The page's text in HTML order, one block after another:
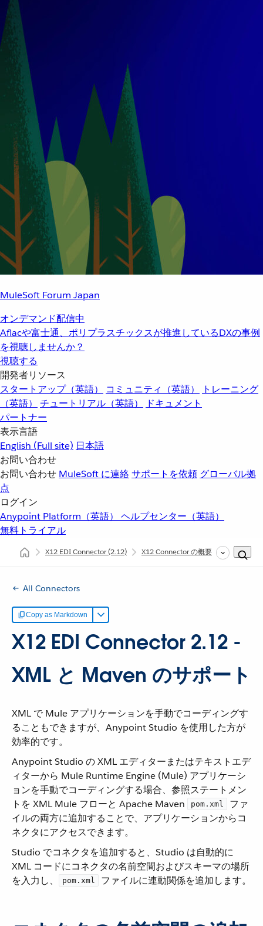
MuleSoft Forum Japan
オンデマンド配信中
Aflacや富士通、ポリプラスチックスが推進しているDXの事例
を視聴しませんか？
視聴する
開発者リソース
スタートアップ（英語）
コミュニティ（英語）
トレーニング
（英語）
チュートリアル（英語）
ドキュメント
パートナー
表示言語
English (Full site) 日本語
お問い合わせ
お問い合わせ MuleSoft に連絡サポートを依頼 グローバル拠
点
ログイン
Anypoint Platform（英語） ヘルプセンター（英語）
無料トライアル
X12 EDI Connector(2.12) X12 Connector の概要 X12 の
All Connectors
Copy as Markdown
X12 EDI Connector 2.12 -
XML と Maven のサポート
XML で Mule アプリケーションを手動でコーディングす
ることもできますが、Anypoint Studio を使用した方が
効率的です。
Anypoint Studio の XML エディターまたはテキストエデ
ィターから Mule Runtime Engine (Mule) アプリケーシ
ョンを手動でコーディングする場合、参照ステートメン
トを XML Mule フローと Apache Maven ​
pom.xml
​ ファ
イルの両方に追加することで、アプリケーションからコ
ネクタにアクセスできます。
Studio でコネクタを追加すると、Studio は自動的に
XML コードにコネクタの名前空間およびスキーマの場所
を入力し、​
pom.xml ​ ファイルに連動関係を追加します。